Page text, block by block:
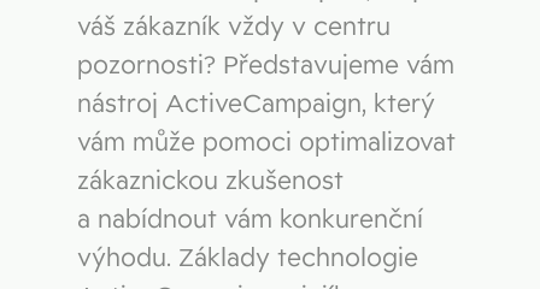
váš zákazník vždy v centru
pozornosti? Představujeme vám
nástroj ActiveCampaign, který
vám může pomoci optimalizovat
zákaznickou zkušenost
a nabídnout vám konkurenční
výhodu. Základy technologie